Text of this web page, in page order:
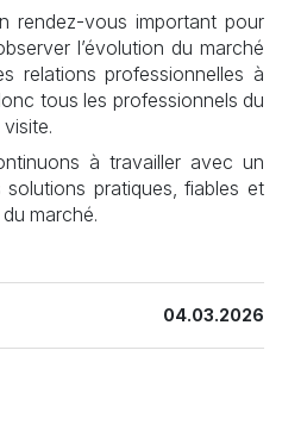
rendez-vous important pour
l’évolution du marché
relations professionnelles à
tous les professionnels du
à travailler avec un
pratiques, fiables et
marché.
04.03.2026